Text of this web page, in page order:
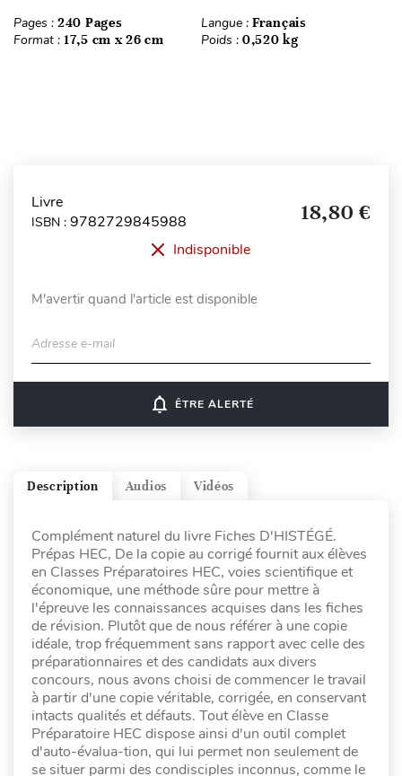
Pages : 240 Pages Langue : Français
Format : 17,5 cm x 26 cm Poids : 0,520 kg
Livre
ISBN : 9782729845988 18,80 €
Indisponible
M'avertir quand l'article est disponible
Adresse e-mail
notifications_none ÊTRE ALERTÉ
Vidéos
Audios
Description
Complément naturel du livre Fiches D'HISTÉGÉ.
Prépas HEC, De la copie au corrigé fournit aux élèves
en Classes Préparatoires HEC, voies scientifique et
économique, une méthode sûre pour mettre à
l'épreuve les connaissances acquises dans les fiches
de révision. Plutôt que de nous référer à une copie
idéale, trop fréquemment sans rapport avec celle des
préparationnaires et des candidats aux divers
concours, nous avons choisi de commencer le travail
à partir d'une copie véritable, corrigée, en conservant
intacts qualités et défauts. Tout élève en Classe
Préparatoire HEC dispose ainsi d'un outil complet
d'auto-évalua-tion, qui lui permet non seulement de
se situer parmi des condisciples inconnus, comme le